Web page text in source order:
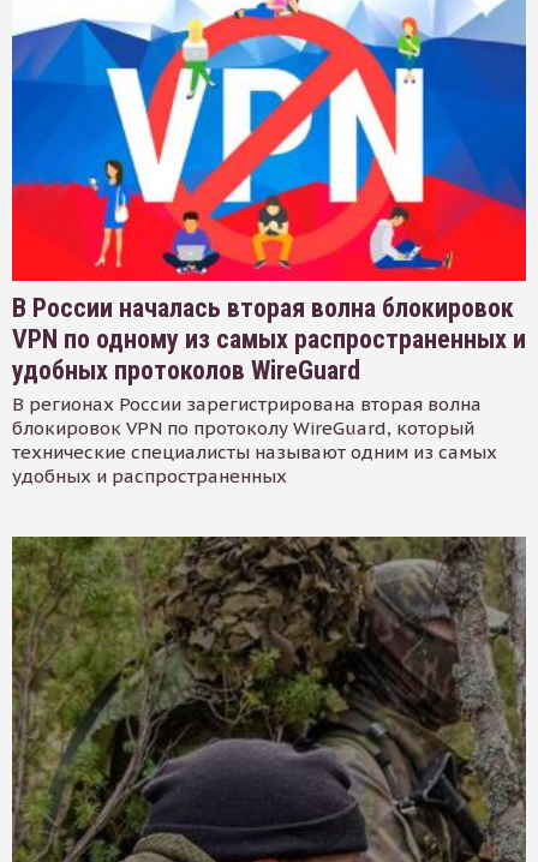
В России началась вторая волна блокировок
VPN по одному из самых распространенных и
удобных протоколов WireGuard
В регионах России зарегистрирована вторая волна
блокировок VPN по протоколу WireGuard, который
технические специалисты называют одним из самых
удобных и распространенных